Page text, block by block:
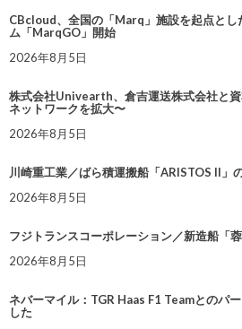
CBcloud、全国の「Marq」施設を起点とし
ム「MarqGO」開始
2026年8月5日
株式会社Univearth、倉吉運送株式会社と
ネットワークを拡大〜
2026年8月5日
川崎重工業／ばら積運搬船「ARISTOS II」
2026年8月5日
フジトランスコーポレーション／新造船「
2026年8月5日
ネバーマイル：TGR Haas F1 Teamとのパ
した